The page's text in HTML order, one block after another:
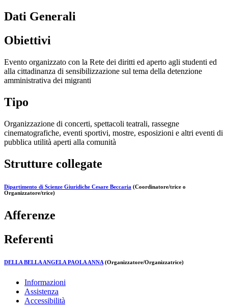
Dati Generali
Obiettivi
Evento organizzato con la Rete dei diritti ed aperto agli studenti ed
alla cittadinanza di sensibilizzazione sul tema della detenzione
amministrativa dei migranti
Tipo
Organizzazione di concerti, spettacoli teatrali, rassegne
cinematografiche, eventi sportivi, mostre, esposizioni e altri eventi di
pubblica utilità aperti alla comunità
Strutture collegate
Dipartimento di Scienze Giuridiche Cesare Beccaria (Coordinatore/trice o
Organizzatore/trice)
Afferenze
Referenti
DELLA BELLA ANGELA PAOLA ANNA (Organizzatore/Organizzatrice)
Informazioni
Assistenza
Accessibilità